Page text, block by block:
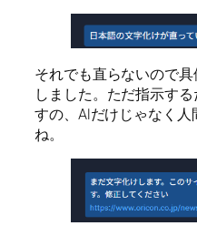
それでも直らないので
しました。ただ指示す
すの、AIだけじゃなく
ね。